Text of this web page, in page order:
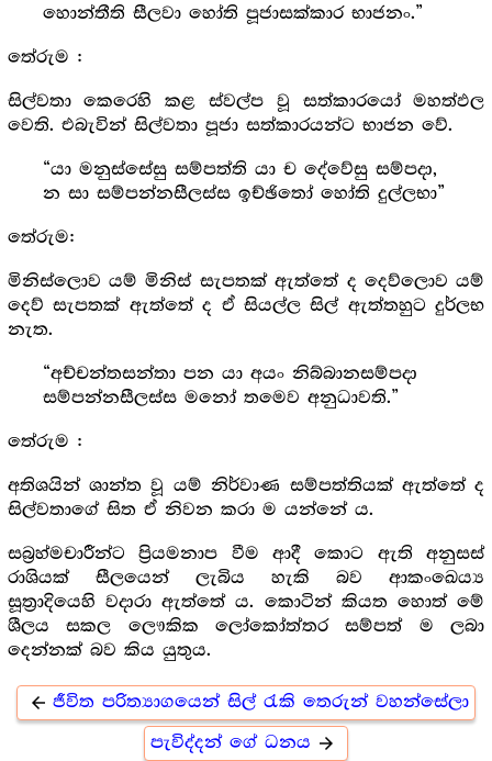
හොන්තීති සීලවා හෝති පූජාසක්කාර භාජනං.”
තේරුම :
සිල්වතා කෙරෙහි කළ ස්වල්ප වූ සත්කාරයෝ මහත්ඵල
වෙති. එබැවින් සිල්වතා පූජා සත්කාරයන්ට භාජන වේ.
“යා මනුස්සේසු සම්පත්ති යා ච දේවේසු සම්පදා,
න සා සම්පන්නසීලස්ස ඉච්ඡිතෝ හෝති දුල්ලභා”
තේරුම:
මිනිස්ලොව යම් මිනිස් සැපතක් ඇත්තේ ද දෙව්ලොව යම්
දෙව් සැපතක් ඇත්තේ ද ඒ සියල්ල සිල් ඇත්තහුට දුර්ලභ
නැත.
“අච්චන්තසන්තා පන යා අයං නිබ්බානසම්පදා
සම්පන්නසීලස්ස මනෝ තමෙව අනුධාවති.”
තේරුම :
අතිශයින් ශාන්ත වූ යම් නිර්වාණ සම්පත්තියක් ඇත්තේ ද
සිල්වතාගේ සිත ඒ නිවන කරා ම යන්නේ ය.
සබ්‍ර‍හ්මචාරීන්ට ප්‍රියමනාප වීම ආදී කොට ඇති අනුසස්
රාශියක් සීලයෙන් ලැබිය හැකි බව ආකංඛෙය්‍ය
සූත්‍රාදියෙහි වදාරා ඇත්තේ ය. කොටින් කියත හොත් මේ
ශීලය සකල ලෞකික ලෝකෝත්තර සම්පත් ම ලබා
දෙන්නක් බව කිය යුතුය.
arrow_back ජීවිත පරිත්‍යාගයෙන් සිල් රැකි තෙරුන් වහන්සේලා
පැවිද්දන් ගේ ධනය arrow_forward